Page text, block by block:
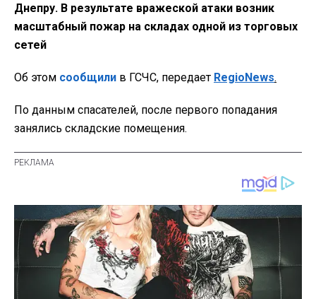
Днепру. В результате вражеской атаки возник
масштабный пожар на складах одной из торговых
сетей
Об этом сообщили в ГСЧС, передает RegioNews.
По данным спасателей, после первого попадания
занялись складские помещения.